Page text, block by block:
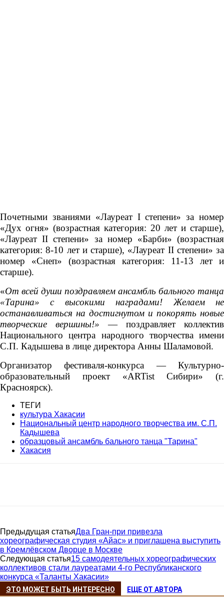
Почетными званиями «Лауреат I степени» за номер
«Дух огня» (возрастная категория: 20 лет и старше),
«Лауреат II степени» за номер «Барби» (возрастная
категория: 8-10 лет и старше), «Лауреат II степени» за
номер «Снеп» (возрастная категория: 11-13 лет и
старше).
«От всей души поздравляем ансамбль бального танца
«Тарина» с высокими наградами! Желаем не
останавливаться на достигнутом и покорять новые
творческие вершины!» — поздравляет коллектив
Национального центра народного творчества имени
С.П. Кадышева в лице директора Анны Шаламовой.
Организатор фестиваля-конкурса — Культурно-
образовательный проект «ARTist Сибири» (г.
Красноярск).
ТЕГИ
культура Хакасии
Национальный центр народного творчества им. С.П.
Кадышева
образцовый ансамбль бального танца "Тарина"
Хакасия
Предыдущая статьяДва Гран-при привезла
хореографическая студия «Айас» и приглашена выступить
в Кремлёвском Дворце в Москве
Следующая статья15 самодеятельных хореографических
коллективов стали лауреатами 4-го Республиканского
конкурса «Таланты Хакасии»
ЭТО МОЖЕТ БЫТЬ ИНТЕРЕСНО ЕЩЕ ОТ АВТОРА